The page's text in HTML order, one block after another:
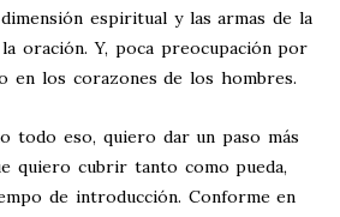
espiritual y las armas de la
oración. Y, poca preocupación por
en los corazones de los hombres.
todo eso, quiero dar un paso más
quiero cubrir tanto como pueda,
de introducción. Conforme en